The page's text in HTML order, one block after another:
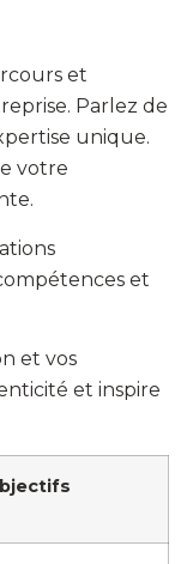
et
Parlez de
unique.
votre
et
et vos
et inspire